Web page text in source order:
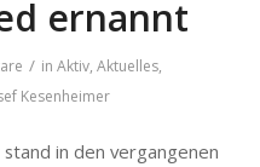
ernannt
/ in Aktiv, Aktuelles,
Kesenheimer
in den vergangenen